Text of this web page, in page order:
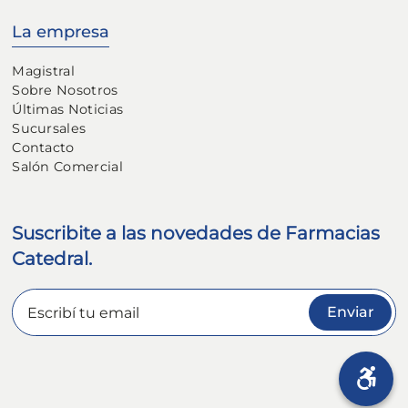
La empresa
Magistral
Sobre Nosotros
Últimas Noticias
Sucursales
Contacto
Salón Comercial
Suscribite a las novedades de Farmacias
Catedral.
Enviar